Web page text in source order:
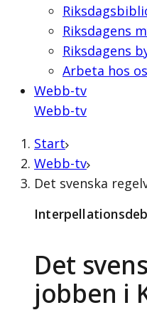
Riksdagens
Riksdagens
Arbeta hos
Webb-tv
Webb-tv
Start
Webb-tv
Det svenska
Det
jobben i